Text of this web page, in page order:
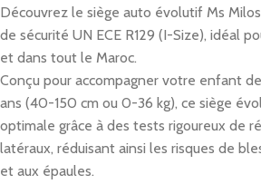
Découvrez le siège auto évolutif Ms
de sécurité UN ECE R129 (I-Size), idéal
et dans tout le Maroc.
Conçu pour accompagner votre enfant de
ans (40-150 cm ou 0-36 kg), ce siège
optimale grâce à des tests rigoureux de
latéraux, réduisant ainsi les risques de
et aux épaules.